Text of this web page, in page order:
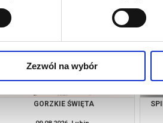
Zezwól na wybór
GORZKIE ŚWIĘTA